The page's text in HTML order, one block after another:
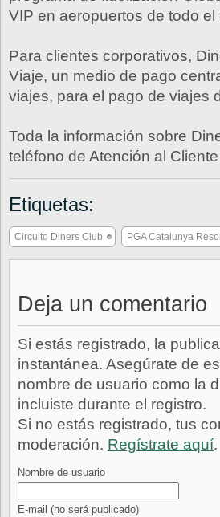
VIP en aeropuertos de todo el
Para clientes corporativos,
Viaje, un medio de pago
viajes, para el pago de viajes
Toda la información sobre
teléfono de Atención al
Etiquetas:
Circuito Diners Club PGA Catalunya
Deja un comentario
Si estás registrado, la
instantánea. Asegúrate de
nombre de usuario como la
incluiste durante el registro.
Si no estás registrado, tus
moderación. Regístrate aquí.
Nombre de usuario
E-mail (no será publicado)